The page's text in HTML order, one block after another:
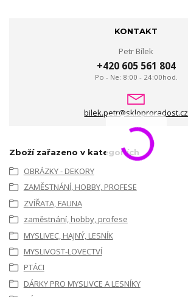
KONTAKT
Petr Bílek
+420 605 561 804
Po - Ne: 8:00 - 24:00hod.
bilek.petr@skloproradost.cz
Zboží zařazeno v kategoriích
OBRÁZKY - DEKORY
ZAMĚSTNÁNÍ, HOBBY, PROFESE
ZVÍŘATA, FAUNA
zaměstnání, hobby, profese
MYSLIVEC, HAJNÝ, LESNÍK
MYSLIVOST-LOVECTVÍ
PTÁCI
DÁRKY PRO MYSLIVCE A LESNÍKY